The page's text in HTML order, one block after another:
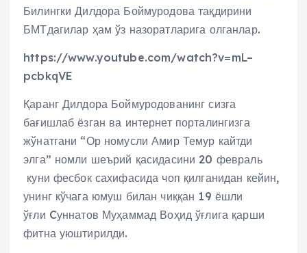
Билингки Дилдора Боймуродова тақдирини
БМТдагилар ҳам ўз назоратларига олганлар.
https://www.youtube.com/watch?v=mL–
pcbkqVE
Қаранг Дилдора Боймуродованинг сизга
бағишлаб ёзган ва интернет порталингизга
жўнатгани “Ор номусли Амир Темур кайтди
элга” номли шеърий қасидасини 20 февраль
куни фесбок сахифасида чоп қилганидан кейин,
унинг кўчага юмуш билан чиққан 19 ёшли
ўғли Cуннатов Муҳаммад Воҳид ўғлига қарши
фитна уюштирилди.